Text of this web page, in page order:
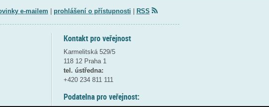
e-mailem prohlášení o přístupnosti RSS
Kontakt pro veřejnost
Karmelitská 529/5
118 12 Praha 1
tel. ústředna:
+420 234 811 111
Podatelna pro veřejnost: